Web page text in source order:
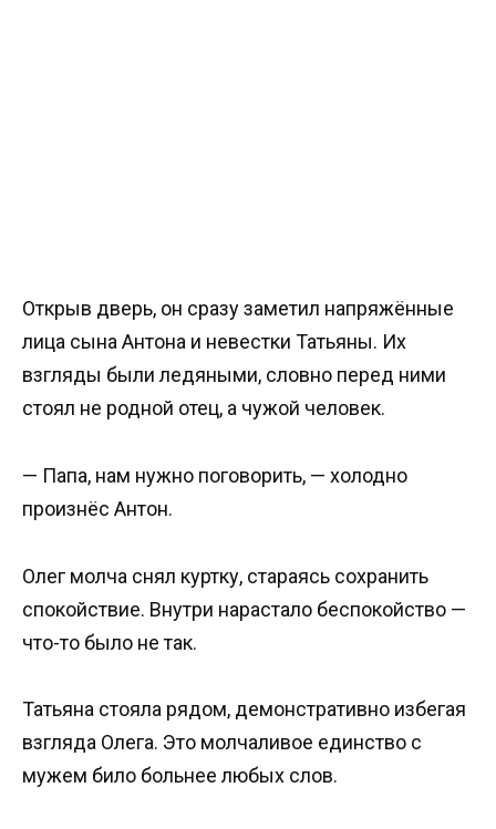
Открыв дверь, он сразу заметил напряжённые
лица сына Антона и невестки Татьяны. Их
взгляды были ледяными, словно перед ними
стоял не родной отец, а чужой человек.
— Папа, нам нужно поговорить, — холодно
произнёс Антон.
Олег молча снял куртку, стараясь сохранить
спокойствие. Внутри нарастало беспокойство —
что-то было не так.
Татьяна стояла рядом, демонстративно избегая
взгляда Олега. Это молчаливое единство с
мужем било больнее любых слов.